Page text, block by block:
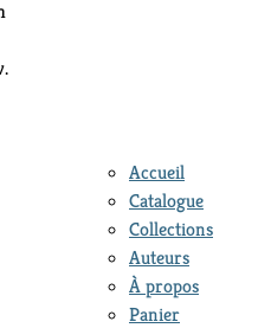
Accueil
Catalogue
Collections
Auteurs
À propos
Panier